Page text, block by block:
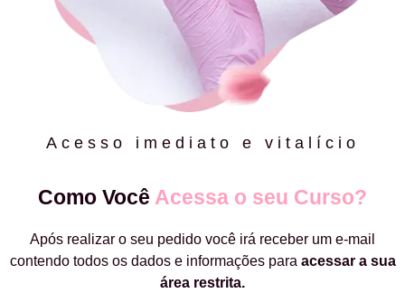
Acesso imediato e vitalício
Como Você Acessa o seu Curso?
Após realizar o seu pedido você irá receber um e-mail
contendo todos os dados e informações para acessar a sua
área restrita.